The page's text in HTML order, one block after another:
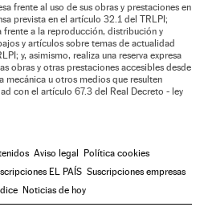
frente al uso de sus obras y prestaciones en
prevista en el artículo 32.1 del TRLPI;
frente a la reproducción, distribución y
y artículos sobre temas de actualidad
y, asimismo, realiza una reserva expresa
obras y otras prestaciones accesibles desde
mecánica u otros medios que resulten
con el artículo 67.3 del Real Decreto - ley
Aviso legal
Política cookies
EL PAÍS Suscripciones empresas
Noticias de hoy